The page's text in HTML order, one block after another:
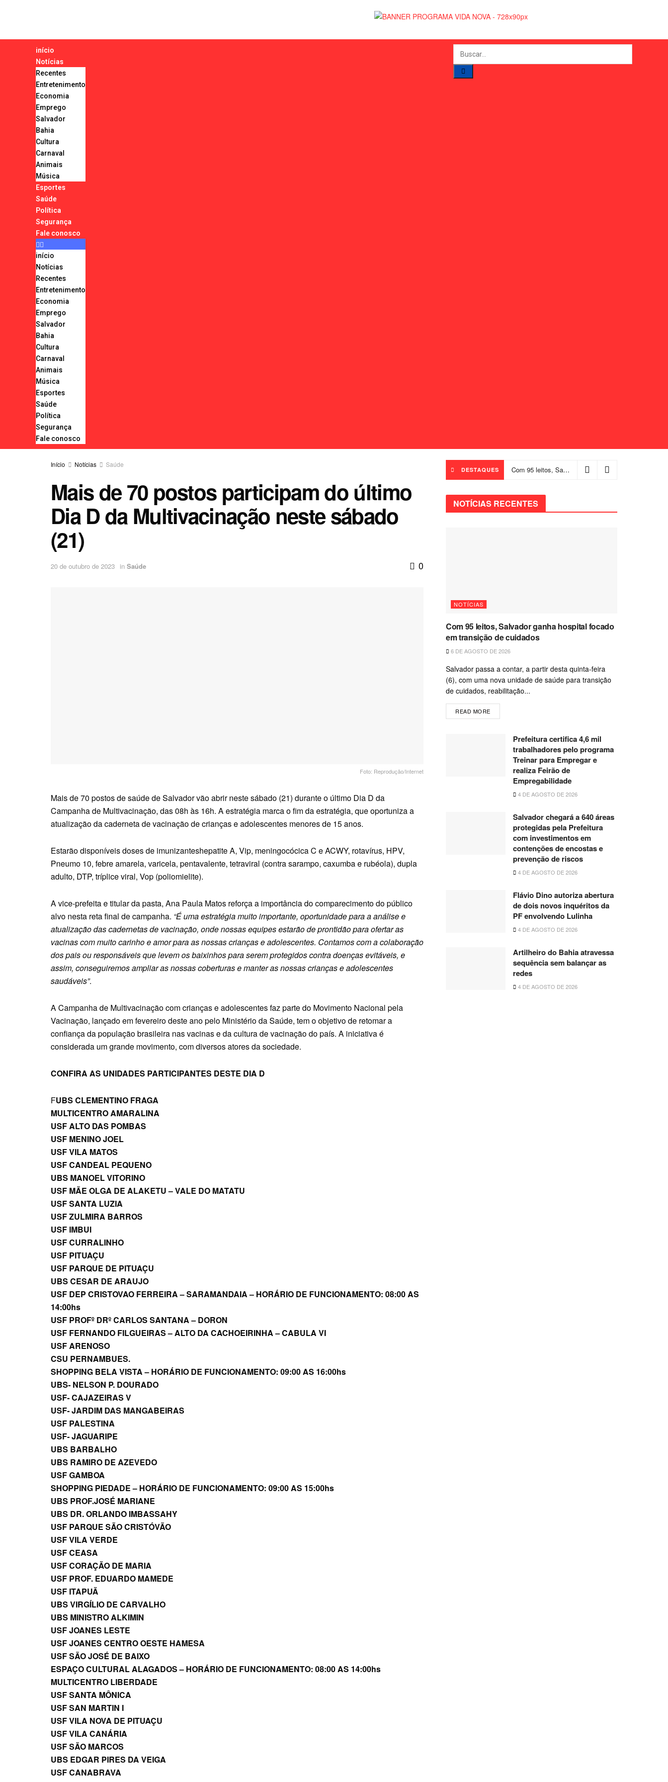
início
Notícias
Recentes
Entretenimento
Economia
Emprego
Salvador
Bahia
Cultura
Carnaval
Animais
Música
Esportes
Saúde
Política
Segurança
Fale conosco
início
Notícias
Recentes
Entretenimento
Economia
Emprego
Salvador
Bahia
Cultura
Carnaval
Animais
Música
Esportes
Saúde
Política
Segurança
Fale conosco
Início Notícias Saúde
Mais de 70 postos participam do último
Dia D da Multivacinação neste sábado
(21)
20 de outubro de 2023 in Saúde 0
Foto: Reprodução/Internet
Mais de 70 postos de saúde de Salvador vão abrir neste sábado (21) durante o último Dia D da
Campanha de Multivacinação, das 08h às 16h. A estratégia marca o fim da estratégia, que oportuniza a
atualização da caderneta de vacinação de crianças e adolescentes menores de 15 anos.
Estarão disponíveis doses de imunizanteshepatite A, Vip, meningocócica C e ACWY, rotavírus, HPV,
Pneumo 10, febre amarela, varicela, pentavalente, tetraviral (contra sarampo, caxumba e rubéola), dupla
adulto, DTP, tríplice viral, Vop (poliomielite).
A vice-prefeita e titular da pasta, Ana Paula Matos reforça a importância do comparecimento do público
alvo nesta reta final de campanha. “É uma estratégia muito importante, oportunidade para a análise e
atualização das cadernetas de vacinação, onde nossas equipes estarão de prontidão para ofertar as
vacinas com muito carinho e amor para as nossas crianças e adolescentes. Contamos com a colaboração
dos pais ou responsáveis que levem os baixinhos para serem protegidos contra doenças evitáveis, e
assim, conseguiremos ampliar as nossas coberturas e manter as nossas crianças e adolescentes
saudáveis”.
A Campanha de Multivacinação com crianças e adolescentes faz parte do Movimento Nacional pela
Vacinação, lançado em fevereiro deste ano pelo Ministério da Saúde, tem o objetivo de retomar a
confiança da população brasileira nas vacinas e da cultura de vacinação do país. A iniciativa é
considerada um grande movimento, com diversos atores da sociedade.
CONFIRA AS UNIDADES PARTICIPANTES DESTE DIA D
FUBS CLEMENTINO FRAGA
MULTICENTRO AMARALINA
USF ALTO DAS POMBAS
USF MENINO JOEL
USF VILA MATOS
USF CANDEAL PEQUENO
UBS MANOEL VITORINO
USF MÃE OLGA DE ALAKETU – VALE DO MATATU
USF SANTA LUZIA
USF ZULMIRA BARROS
USF IMBUI
USF CURRALINHO
USF PITUAÇU
USF PARQUE DE PITUAÇU
UBS CESAR DE ARAUJO
USF DEP CRISTOVAO FERREIRA – SARAMANDAIA – HORÁRIO DE FUNCIONAMENTO: 08:00 AS
14:00hs
USF PROFº DRº CARLOS SANTANA – DORON
USF FERNANDO FILGUEIRAS – ALTO DA CACHOEIRINHA – CABULA VI
USF ARENOSO
CSU PERNAMBUES.
SHOPPING BELA VISTA – HORÁRIO DE FUNCIONAMENTO: 09:00 AS 16:00hs
UBS- NELSON P. DOURADO
USF- CAJAZEIRAS V
USF- JARDIM DAS MANGABEIRAS
USF PALESTINA
USF- JAGUARIPE
UBS BARBALHO
UBS RAMIRO DE AZEVEDO
USF GAMBOA
SHOPPING PIEDADE – HORÁRIO DE FUNCIONAMENTO: 09:00 AS 15:00hs
UBS PROF.JOSÉ MARIANE
UBS DR. ORLANDO IMBASSAHY
USF PARQUE SÃO CRISTÓVÃO
USF VILA VERDE
USF CEASA
USF CORAÇÃO DE MARIA
USF PROF. EDUARDO MAMEDE
USF ITAPUÃ
UBS VIRGÍLIO DE CARVALHO
UBS MINISTRO ALKIMIN
USF JOANES LESTE
USF JOANES CENTRO OESTE HAMESA
USF SÃO JOSÉ DE BAIXO
ESPAÇO CULTURAL ALAGADOS – HORÁRIO DE FUNCIONAMENTO: 08:00 AS 14:00hs
MULTICENTRO LIBERDADE
USF SANTA MÔNICA
USF SAN MARTIN I
USF VILA NOVA DE PITUAÇU
USF VILA CANÁRIA
USF SÃO MARCOS
UBS EDGAR PIRES DA VEIGA
USF CANABRAVA
DESTAQUES Com 95 leitos, Salvador ganha hospital focado em transição de cuidados
NOTÍCIAS RECENTES
NOTÍCIAS
Com 95 leitos, Salvador ganha hospital focado
em transição de cuidados
6 DE AGOSTO DE 2026
Salvador passa a contar, a partir desta quinta-feira
(6), com uma nova unidade de saúde para transição
de cuidados, reabilitação...
READ MORE
Prefeitura certifica 4,6 mil
trabalhadores pelo programa
Treinar para Empregar e
realiza Feirão de
Empregabilidade
4 DE AGOSTO DE 2026
Salvador chegará a 640 áreas
protegidas pela Prefeitura
com investimentos em
contenções de encostas e
prevenção de riscos
4 DE AGOSTO DE 2026
Flávio Dino autoriza abertura
de dois novos inquéritos da
PF envolvendo Lulinha
4 DE AGOSTO DE 2026
Artilheiro do Bahia atravessa
sequência sem balançar as
redes
4 DE AGOSTO DE 2026